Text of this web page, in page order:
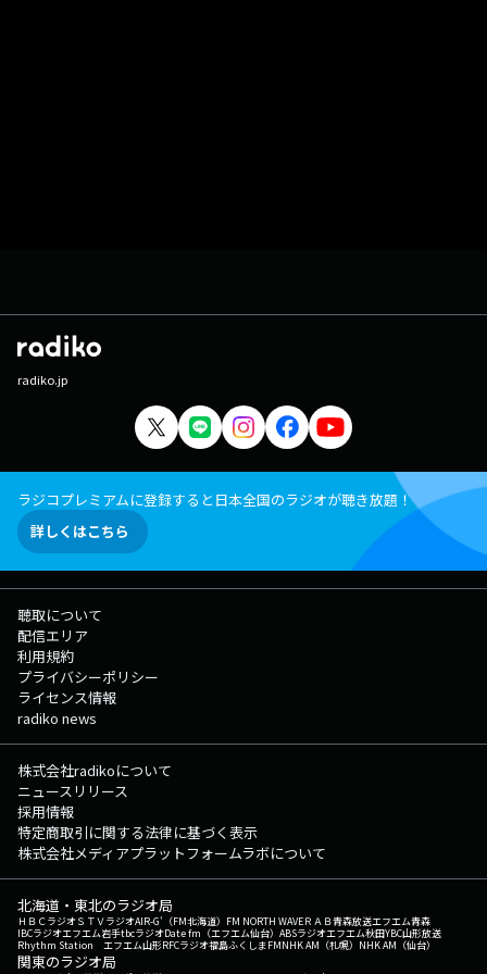
radiko.jp
ラジコプレミアムに登録すると日本全国のラジオが聴き放題！
詳しくはこちら
聴取について
配信エリア
利用規約
プライバシーポリシー
ライセンス情報
radiko news
株式会社radikoについて
ニュースリリース
採用情報
特定商取引に関する法律に基づく表示
株式会社メディアプラットフォームラボについて
北海道・東北のラジオ局
ＨＢＣラジオＳＴＶラジオAIR-G'（FM北海道） FM NORTH WAVEＲＡＢ青森放送エフエム青森
IBCラジオエフエム岩手tbcラジオDate fm（エフエム仙台） ABSラジオエフエム秋田YBC山形放送
Rhythm Station エフエム山形RFCラジオ福島ふくしまFMNHK AM（札幌） NHK AM（仙台）
関東のラジオ局